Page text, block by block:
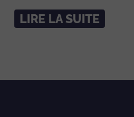
LIRE LA SUITE